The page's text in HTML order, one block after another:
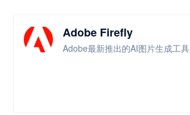
Adobe Firefly
Adobe最新推出的AI图片生成工具